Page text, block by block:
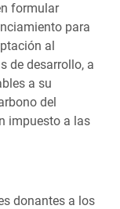
formular
para
al
de desarrollo, a
a su
del
impuesto a las
donantes a los